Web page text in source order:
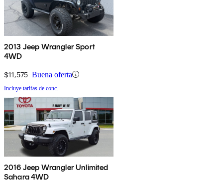
2013 Jeep Wrangler Sport
4WD
$11,575 Buena oferta
Incluye tarifas de conc.
2016 Jeep Wrangler Unlimited
Sahara 4WD